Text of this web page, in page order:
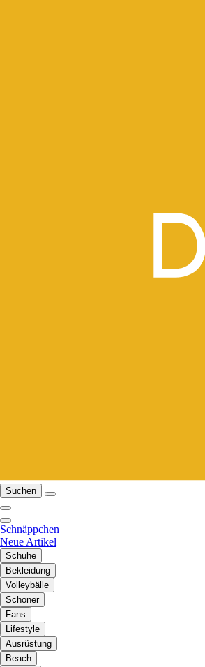
Suchen
Schnäppchen
Neue Artikel
Schuhe
Bekleidung
Volleybälle
Schoner
Fans
Lifestyle
Ausrüstung
Beach